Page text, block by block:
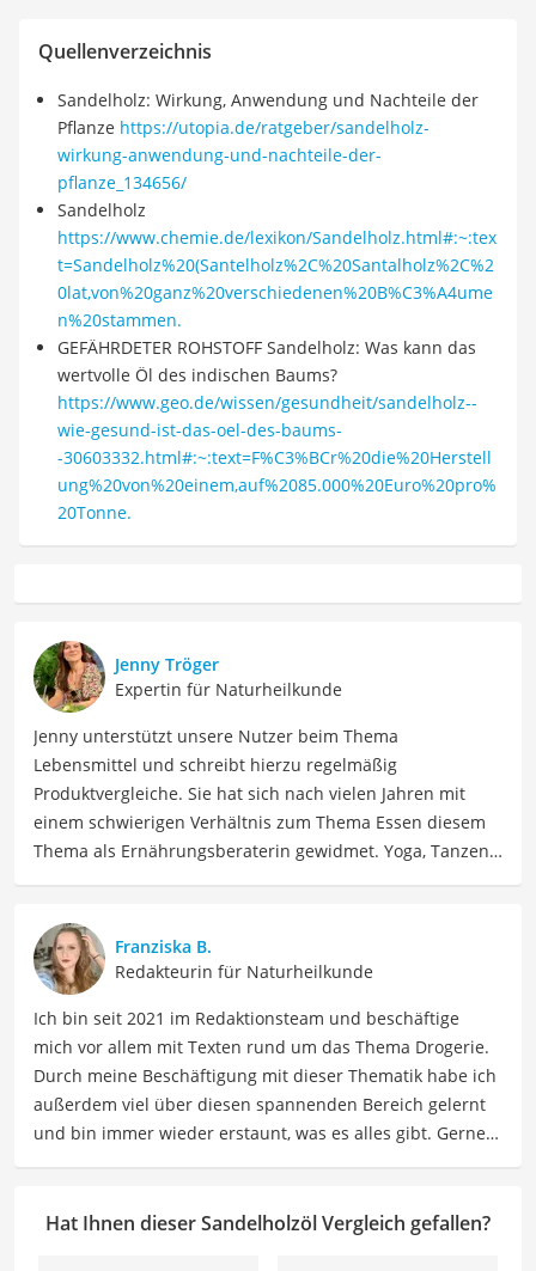
Quellenverzeichnis
Sandelholz: Wirkung, Anwendung und Nachteile der
Pflanze https://utopia.de/ratgeber/sandelholz-
wirkung-anwendung-und-nachteile-der-
pflanze_134656/
Sandelholz
https://www.chemie.de/lexikon/Sandelholz.html#:~:tex
t=Sandelholz%20(Santelholz%2C%20Santalholz%2C%2
0lat,von%20ganz%20verschiedenen%20B%C3%A4ume
n%20stammen.
GEFÄHRDETER ROHSTOFF Sandelholz: Was kann das
wertvolle Öl des indischen Baums?
https://www.geo.de/wissen/gesundheit/sandelholz--
wie-gesund-ist-das-oel-des-baums-
-30603332.html#:~:text=F%C3%BCr%20die%20Herstell
ung%20von%20einem,auf%2085.000%20Euro%20pro%
20Tonne.
Jenny Tröger
Expertin für Naturheilkunde
Jenny unterstützt unsere Nutzer beim Thema
Lebensmittel und schreibt hierzu regelmäßig
Produktvergleiche. Sie hat sich nach vielen Jahren mit
einem schwierigen Verhältnis zum Thema Essen diesem
Thema als Ernährungsberaterin gewidmet. Yoga, Tanzen,
genießt. Jenny ist schon allein um die Welt gereist. Heute
findet sie Ausgleich bei Yoga und Tanzen, auch als
Lehrerin, und interessiert sich viel für Südamerika und
Schamanismus.
Der Sandelholzöl-Vergleich ist aus unserer Sicht
besonders empfehlenswert für Wellness-Enthusiasten
undNaturkosmetik-Liebhaber.
Franziska B.
Redakteurin für Naturheilkunde
Ich bin seit 2021 im Redaktionsteam und beschäftige
mich vor allem mit Texten rund um das Thema Drogerie.
Durch meine Beschäftigung mit dieser Thematik habe ich
außerdem viel über diesen spannenden Bereich gelernt
und bin immer wieder erstaunt, was es alles gibt. Gerne
über Beauty- sowie Pflegeprodukte, Gesundheitsartikel,
Hat Ihnen dieser Sandelholzöl Vergleich gefallen?